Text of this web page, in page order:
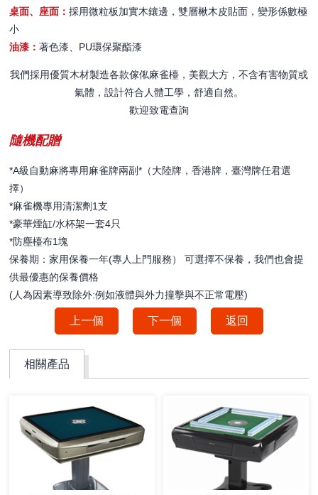
桌面、座面：採用微粒板加實木鑲邊，雙層楸木皮貼面，變形係數極
小
油漆：著色漆、PU環保聚酯漆
我們採用優質木材製造各款傢俬麻雀檯，美觀大方，不含有害物質或
氣體，設計符合人體工學，舒適自然。
歡迎致電查詢
隨機配贈
*A級自動麻將專用麻雀牌兩副*（大陸牌，香港牌，臺灣牌任君選
擇）
*麻雀機專用清潔劑1支
*豪華煙缸/水杯架一套4只
*防塵檯布1塊
保養期：家用保養一年(專人上門服務） 可選擇不保養，我們也會提
供最優惠的保養價格
(人為因素導致除外:例如液體與外力撞擊與不正常電壓)
上一個 下一個 返回
相關產品